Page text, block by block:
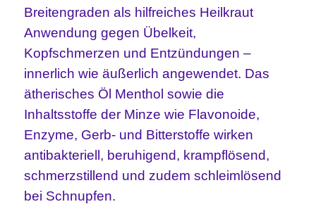
Breitengraden als hilfreiches Heilkraut
Anwendung gegen Übelkeit,
Kopfschmerzen und Entzündungen –
innerlich wie äußerlich angewendet. Das
ätherisches Öl Menthol sowie die
Inhaltsstoffe der Minze wie Flavonoide,
Enzyme, Gerb- und Bitterstoffe wirken
antibakteriell, beruhigend, krampflösend,
schmerzstillend und zudem schleimlösend
bei Schnupfen.